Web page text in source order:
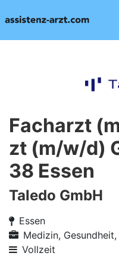
Facharzt
zt (m/w/d)
38 Essen
Taledo GmbH
Essen
Medizin,
Vollzeit